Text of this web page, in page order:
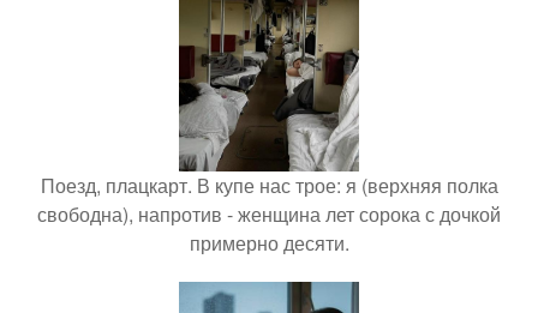
Поезд, плацкарт. В купе нас трое: я (верхняя полка
свободна), напротив - женщина лет сорока с дочкой
примерно десяти.